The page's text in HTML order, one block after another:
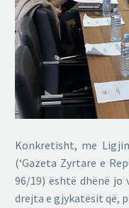
Konkretisht, me
(‘Gazeta Zyrtare e
96/19) është dhënë jo
drejta e gjykatësit që,